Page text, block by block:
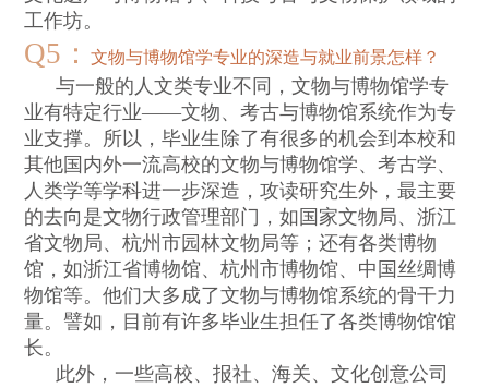
工作坊。
Q5 ：文物与博物馆学专业的深造与就业前景怎样？
与一般的人文类专业不同，文物与博物馆学专
业有特定行业——文物、考古与博物馆系统作为专
业支撑。所以，毕业生除了有很多的机会到本校和
其他国内外一流高校的文物与博物馆学、考古学、
人类学等学科进一步深造，攻读研究生外，最主要
的去向是文物行政管理部门，如国家文物局、浙江
省文物局、杭州市园林文物局等；还有各类博物
馆，如浙江省博物馆、杭州市博物馆、中国丝绸博
物馆等。他们大多成了文物与博物馆系统的骨干力
量。譬如，目前有许多毕业生担任了各类博物馆馆
长。
此外，一些高校、报社、海关、文化创意公司